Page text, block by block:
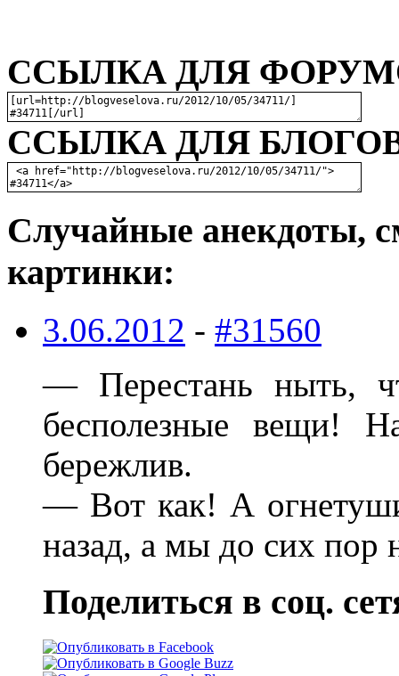
ССЫЛКА ДЛЯ
ССЫЛКА ДЛЯ БЛОГОВ
Случайные анекдоты,
картинки:
3.06.2012 - #31560
— Перестань ныть,
бесполезные вещи!
бережлив.
— Вот как! А
назад, а мы до сих пор
Поделиться в соц.